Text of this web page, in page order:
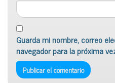
Guarda mi nombre, correo
navegador para la próxima